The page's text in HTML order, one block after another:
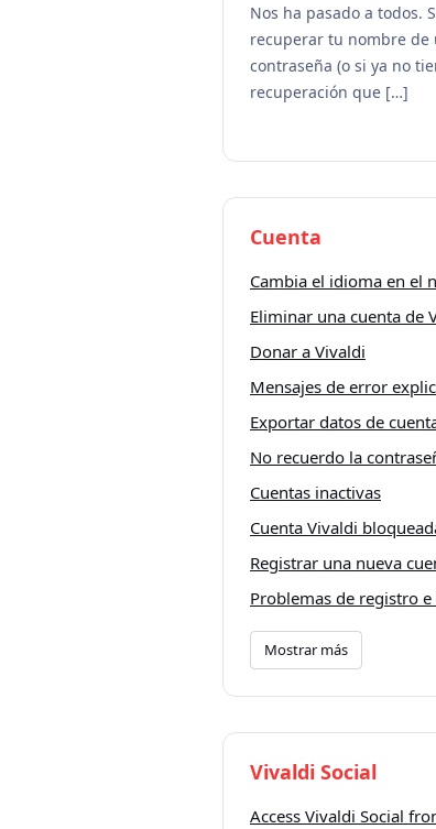
Nos ha pasado a todos.
recuperar tu nombre de
contraseña (o si ya no
recuperación que […]
Cuenta
Cambia el idioma en el
Eliminar una cuenta de
Donar a Vivaldi
Mensajes de error
Exportar datos de
No recuerdo la
Cuentas inactivas
Cuenta Vivaldi
Registrar una nueva
Problemas de registro
Mostrar más
Vivaldi Social
Access Vivaldi Social